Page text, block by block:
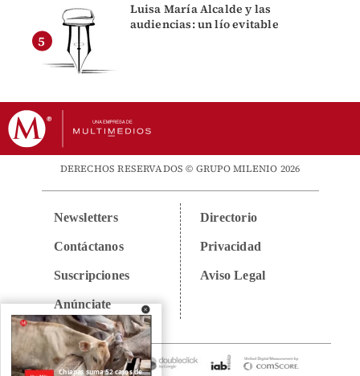
Luisa María Alcalde y las
audiencias: un lío evitable
DERECHOS RESERVADOS © GRUPO MILENIO 2026
Newsletters
Contáctanos
Suscripciones
Anúnciate
Directorio
Privacidad
Aviso Legal